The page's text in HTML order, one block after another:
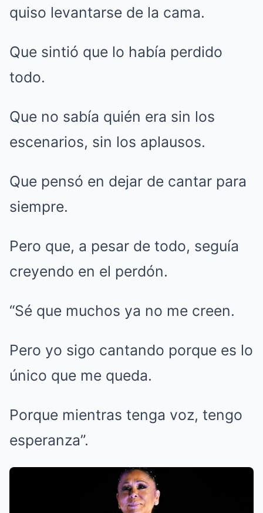
quiso levantarse de la cama.
Que sintió que lo había perdido
todo.
Que no sabía quién era sin los
escenarios, sin los aplausos.
Que pensó en dejar de cantar para
siempre.
Pero que, a pesar de todo, seguía
creyendo en el perdón.
“Sé que muchos ya no me creen.
Pero yo sigo cantando porque es lo
único que me queda.
Porque mientras tenga voz, tengo
esperanza”.